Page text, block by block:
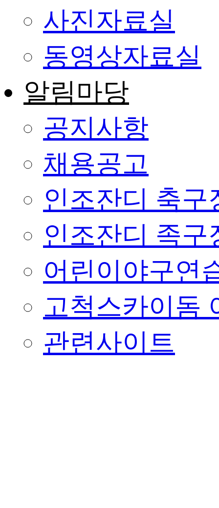
사진자료실
동영상자료실
알림마당
공지사항
채용공고
인조잔디 축구
인조잔디 족구
어린이야구연
고척스카이돔
관련사이트